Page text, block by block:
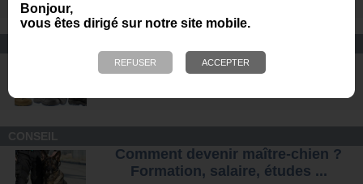
Bonjour,
vous êtes dirigé sur notre site mobile.
Chaussures Ranger et
d'intervention pour tous les terrains
Comment devenir maître-chien ?
Formation, salaire, études ...